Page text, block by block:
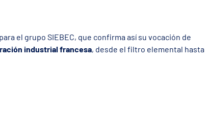
el grupo SIEBEC, que confirma así su vocación de
industrial francesa, desde el filtro elemental hasta